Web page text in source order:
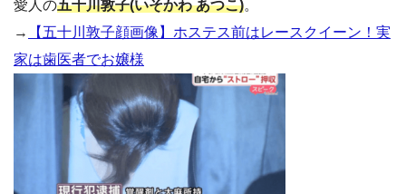
愛人の五十川敦子(いそかわ あつこ)。
→
【五十川敦子顔画像】ホステス前はレースクイーン！実
家は歯医者でお嬢様